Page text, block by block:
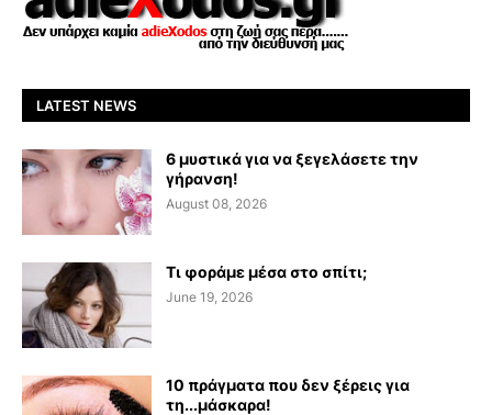
LATEST NEWS
6 μυστικά για να ξεγελάσετε την
γήρανση!
August 08, 2026
Τι φοράμε μέσα στο σπίτι;
June 19, 2026
10 πράγματα που δεν ξέρεις για
τη...μάσκαρα!